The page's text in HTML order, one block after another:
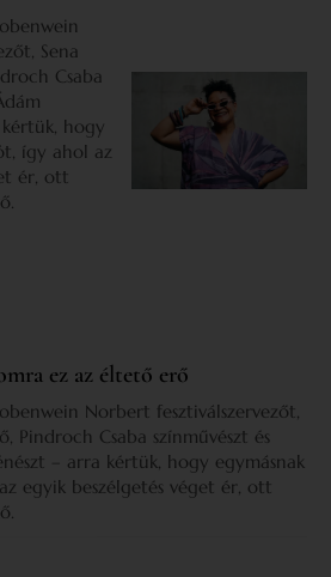
Sena
Csaba
hogy
így ahol az
ér, ott
ez az éltető erő
Norbert fesztiválszervezőt,
Pindroch Csaba színművészt és
– arra kértük, hogy egymásnak
egyik beszélgetés véget ér, ott